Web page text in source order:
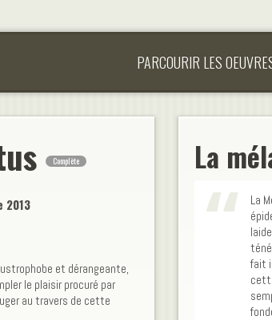
PARCOURIR LES
Complète
2013
et dérangeante,
le plaisir procuré par
au travers de cette
La
La
fait